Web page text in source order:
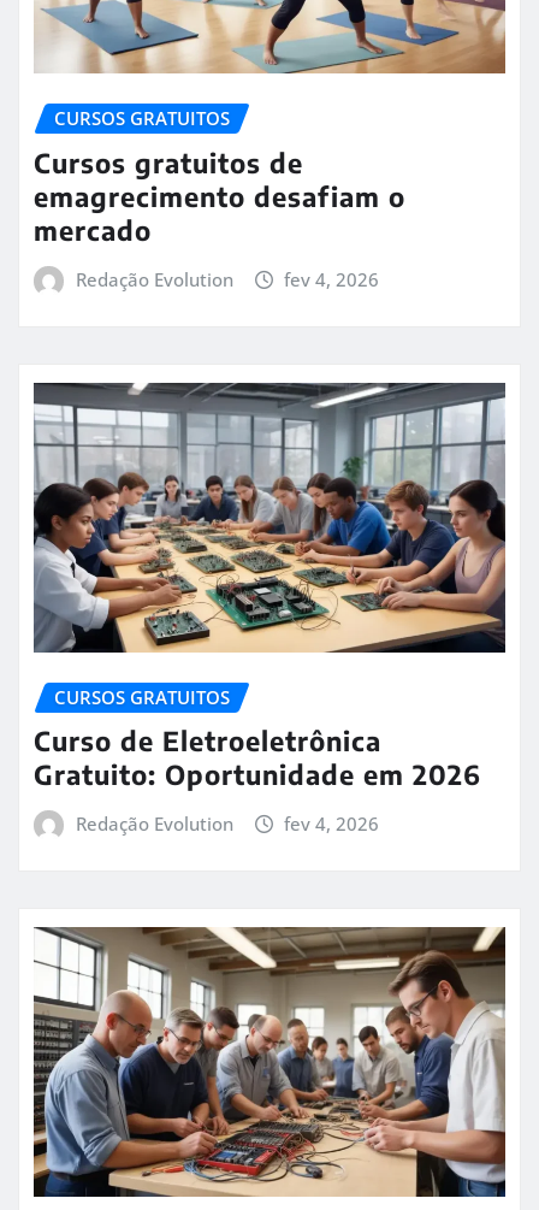
CURSOS GRATUITOS
Cursos gratuitos de
emagrecimento desafiam o
mercado
Redação Evolution fev 4, 2026
CURSOS GRATUITOS
Curso de Eletroeletrônica
Gratuito: Oportunidade em 2026
Redação Evolution fev 4, 2026